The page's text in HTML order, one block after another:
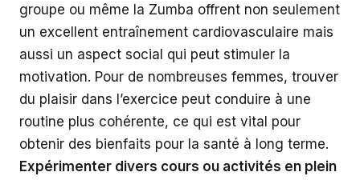
groupe ou même la Zumba offrent non seulement
un excellent entraînement cardiovasculaire mais
aussi un aspect social qui peut stimuler la
motivation. Pour de nombreuses femmes, trouver
du plaisir dans l’exercice peut conduire à une
routine plus cohérente, ce qui est vital pour
obtenir des bienfaits pour la santé à long terme.
Expérimenter divers cours ou activités en plein